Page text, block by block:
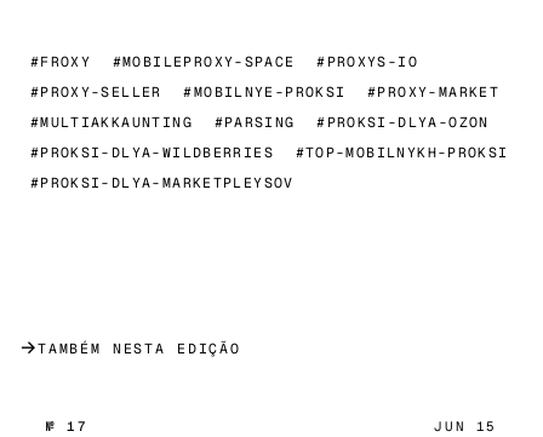
#FROXY #MOBILEPROXY-SPACE
#PROXYS-IO
#PROXY-SELLER
#MOBILNYE-PROKSI
#PROXY-MARKET
#MULTIAKKAUNTING
#PARSING
#PROKSI-DLYA-OZON
#PROKSI-DLYA-WILDBERRIES
#TOP-MOBILNYKH-PROKSI
#PROKSI-DLYA-MARKETPLEYSOV
→TAMBÉM NESTA EDIÇÃO
№ 17 JUN 15